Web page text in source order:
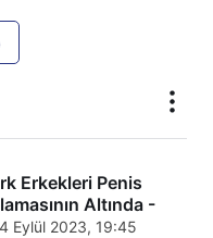
Erkekleri Penis
Altında -
Eylül 2023, 19:45